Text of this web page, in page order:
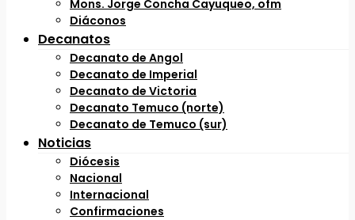
Mons. Jorge Concha Cayuqueo, ofm
Diáconos
Decanatos
Decanato de Angol
Decanato de Imperial
Decanato de Victoria
Decanato Temuco (norte)
Decanato de Temuco (sur)
Noticias
Diócesis
Nacional
Internacional
Confirmaciones